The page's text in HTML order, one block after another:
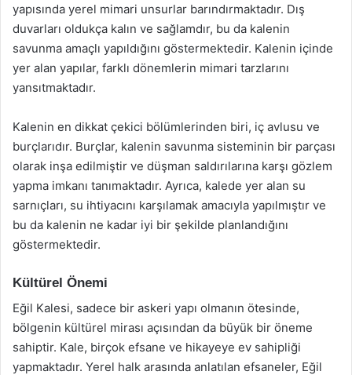
yapısında yerel mimari unsurlar barındırmaktadır. Dış
duvarları oldukça kalın ve sağlamdır, bu da kalenin
savunma amaçlı yapıldığını göstermektedir. Kalenin içinde
yer alan yapılar, farklı dönemlerin mimari tarzlarını
yansıtmaktadır.
Kalenin en dikkat çekici bölümlerinden biri, iç avlusu ve
burçlarıdır. Burçlar, kalenin savunma sisteminin bir parçası
olarak inşa edilmiştir ve düşman saldırılarına karşı gözlem
yapma imkanı tanımaktadır. Ayrıca, kalede yer alan su
sarnıçları, su ihtiyacını karşılamak amacıyla yapılmıştır ve
bu da kalenin ne kadar iyi bir şekilde planlandığını
göstermektedir.
Kültürel Önemi
Eğil Kalesi, sadece bir askeri yapı olmanın ötesinde,
bölgenin kültürel mirası açısından da büyük bir öneme
sahiptir. Kale, birçok efsane ve hikayeye ev sahipliği
yapmaktadır. Yerel halk arasında anlatılan efsaneler, Eğil